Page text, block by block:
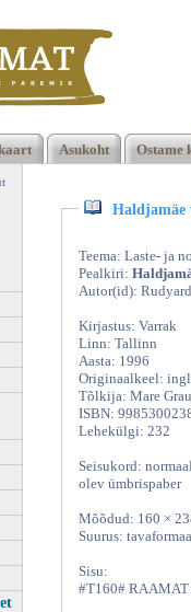
Asukoht Ostame
Haldjamäe
Teema: Laste- ja
Pealkiri:
Autor(id):
Kirjastus: Varrak
Linn: Tallinn
Aasta: 1996
Originaalkeel:
Tõlkija: Mare
ISBN:
Lehekülgi: 232
Seisukord:
olev ümbrispaber
Mõõdud: 160 ×
Suurus:
Sisu:
#T160# RAAMAT